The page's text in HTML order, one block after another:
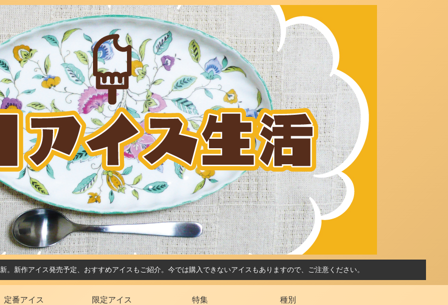
。新作アイス発売予定、おすすめアイスもご紹介。今では購入できないアイスもありますので、ご注意ください。
定番アイス 限定アイス 特集 種別